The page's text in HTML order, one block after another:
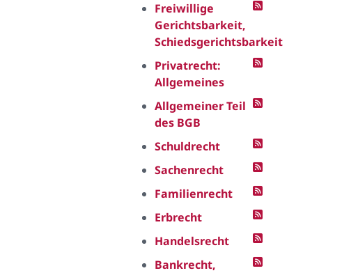
Freiwillige
Gerichtsbarkeit,
Schiedsgerichtsbarkeit
Privatrecht:
Allgemeines
Allgemeiner Teil
des BGB
Schuldrecht
Sachenrecht
Familienrecht
Erbrecht
Handelsrecht
Bankrecht,